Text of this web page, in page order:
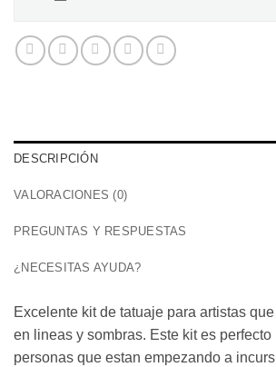
DESCRIPCIÓN
VALORACIONES (0)
PREGUNTAS Y RESPUESTAS
¿NECESITAS AYUDA?
Excelente kit de tatuaje para artistas
en lineas y sombras. Este kit es
personas que estan empezando a